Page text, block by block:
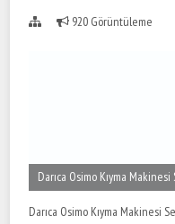
920 Görüntüleme
Darıca Osimo Kıyma
Darıca Osimo Kıyma Makinesi